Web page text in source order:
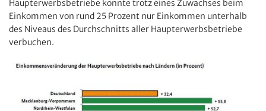
Haupterwerbsbetriebe konnte trotz eines Zuwachses beim
Einkommen von rund 25 Prozent nur Einkommen unterhalb
des Niveaus des Durchschnitts aller Haupterwerbsbetriebe
verbuchen.